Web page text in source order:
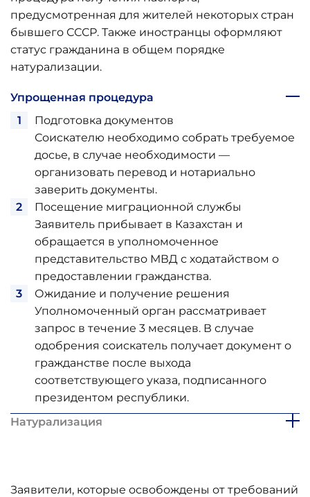
предусмотренная для жителей некоторых стран
бывшего СССР. Также иностранцы оформляют
статус гражданина в общем порядке
натурализации.
Упрощенная процедура
Подготовка документов
Соискателю необходимо собрать требуемое
досье, в случае необходимости —
организовать перевод и нотариально
заверить документы.
Посещение миграционной службы
Заявитель прибывает в Казахстан и
обращается в уполномоченное
представительство МВД с ходатайством о
предоставлении гражданства.
Ожидание и получение решения
Уполномоченный орган рассматривает
запрос в течение 3 месяцев. В случае
одобрения соискатель получает документ о
гражданстве после выхода
соответствующего указа, подписанного
президентом республики.
Натурализация
Заявители, которые освобождены от требований